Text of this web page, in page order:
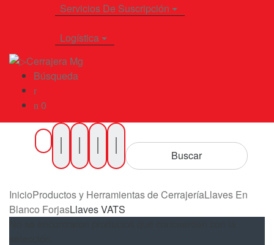
Servicios De Suscripción
Logística
Búsqueda
0
Buscar
por
Productos
Buscar
InicioProductos y Herramientas de CerrajeríaLlaves En
Blanco ForjasLlaves VATS